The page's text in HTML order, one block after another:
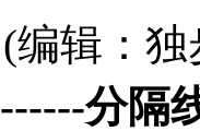
(编辑：独
------分隔